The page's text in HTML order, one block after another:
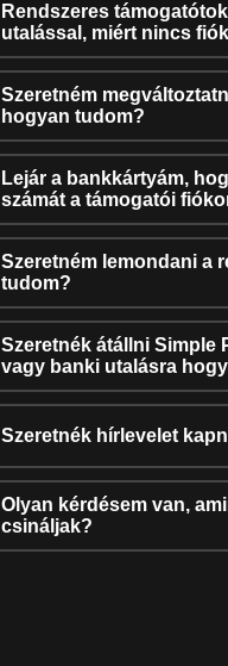
Rendszeres
utalással, miért nincs
Szeretném
hogyan tudom?
Lejár a bankkártyám,
számát a támogatói
Szeretném lemondani a
tudom?
Szeretnék átállni Simple
vagy banki utalásra
Szeretnék hírlevelet
Olyan kérdésem van,
csináljak?